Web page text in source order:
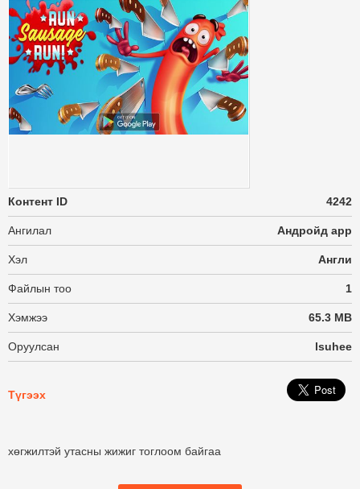
Контент ID 4242
Ангилал Андройд app
Хэл Англи
Файлын тоо 1
Хэмжээ 65.3 MB
Оруулсан lsuhee
Түгээх
хөгжилтэй утасны жижиг тоглоом байгаа